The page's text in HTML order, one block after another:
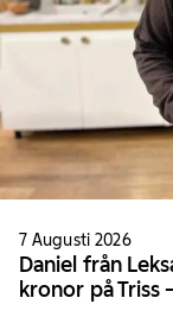
7 Augusti 2026
Daniel från
kronor på Triss